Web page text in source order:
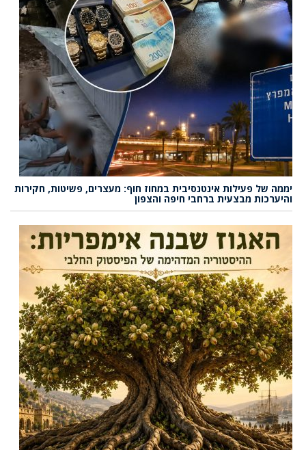
יממה של פעילות אינטנסיבית במחוז חוף: מעצרים, פשיטות, חקירות
והיערכות מבצעית ברחבי חיפה והצפון